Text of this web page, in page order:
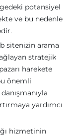
potansiyel
ve bu nedenle
sitenizin arama
stratejik
harekete
önemli
yardımcı
hizmetinin